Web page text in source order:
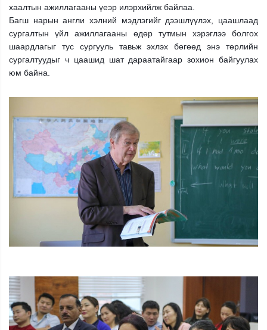
хаалтын ажиллагааны үеэр илэрхийлж байлаа.
Багш нарын англи хэлний мэдлэгийг дээшлүүлэх, цаашлаад
сургалтын үйл ажиллагааны өдөр тутмын хэрэглээ болгох
шаардлагыг тус сургууль тавьж эхлэх бөгөөд энэ төрлийн
сургалтуудыг ч цаашид шат дараатайгаар зохион байгуулах
юм байна.